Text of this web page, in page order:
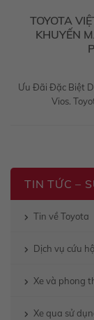
TIN TỨC –
Tin về Toyota
Dịch vụ cứu
Xe và phong
Xe qua sử
TOYOTA
KHUYẾN
Ưu Đãi Đặc Biệt
Vios.